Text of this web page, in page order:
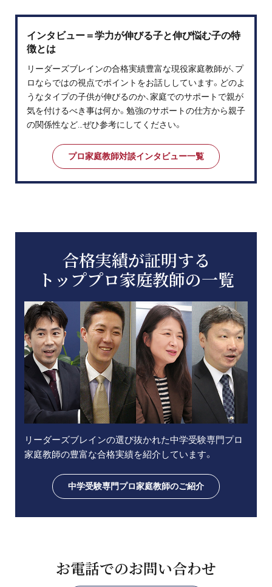
インタビュー＝学力が伸びる子と伸び悩む子の特
徴とは
リーダーズブレインの合格実績豊富な現役家庭教師が、プ
ロならではの視点でポイントをお話ししています。どのよ
うなタイプの子供が伸びるのか、家庭でのサポートで親が
気を付けるべき事は何か。勉強のサポートの仕方から親子
の関係性など…ぜひ参考にしてください。
プロ家庭教師対談インタビュー一覧
合格実績が証明する
トッププロ家庭教師の一覧
リーダーズブレインの選び抜かれた中学受験専門プロ
家庭教師の豊富な合格実績を紹介しています。
中学受験専門プロ家庭教師のご紹介
お電話でのお問い合わせ